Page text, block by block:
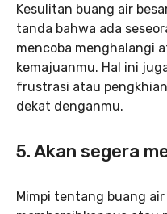
Kesulitan buang air
tanda bahwa ada
mencoba menghalangi
kemajuanmu. Hal ini
frustrasi atau
dekat denganmu.
5. Akan segera
Mimpi tentang buang